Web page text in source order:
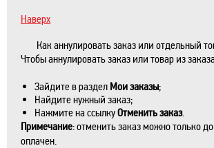
Наверх
Как аннулировать заказ или отдельный
Чтобы аннулировать заказ или товар из
Зайдите в раздел Мои заказы;
Найдите нужный заказ;
Нажмите на ссылкуОтменить заказ.
Примечание: отменить заказ можно только
оплачен.